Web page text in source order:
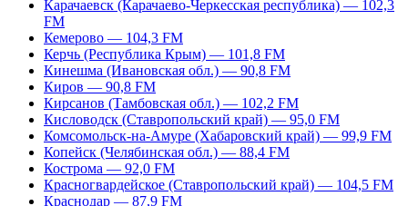
Карачаевск (Карачаево-Черкесская республика) — 102,3
FM
Кемерово — 104,3 FM
Керчь (Республика Крым) — 101,8 FM
Кинешма (Ивановская обл.) — 90,8 FM
Киров — 90,8 FM
Кирсанов (Тамбовская обл.) — 102,2 FM
Кисловодск (Ставропольский край) — 95,0 FM
Комсомольск-на-Амуре (Хабаровский край) — 99,9 FM
Копейск (Челябинская обл.) — 88,4 FM
Кострома — 92,0 FM
Красногвардейское (Ставропольский край) — 104,5 FM
Краснодар — 87,9 FM